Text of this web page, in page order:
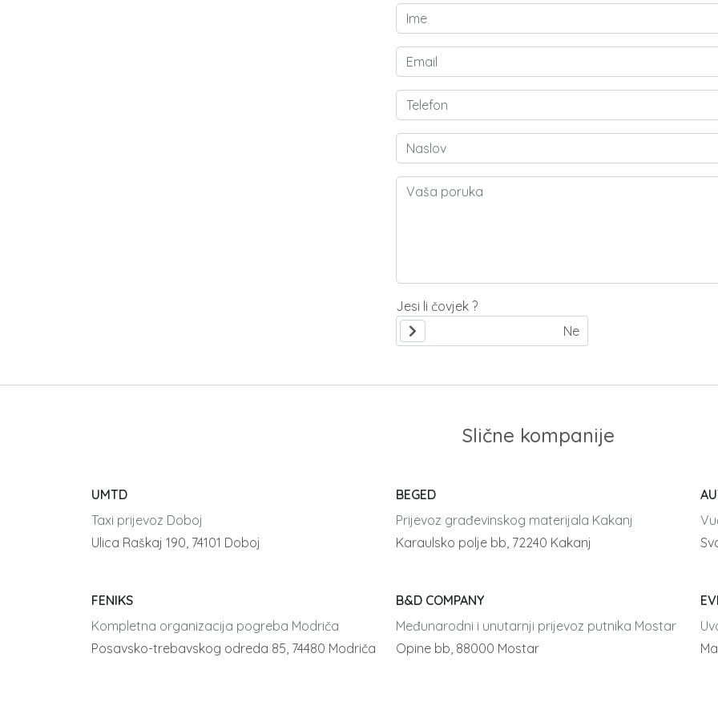
Jesi li čovjek ?
Slične kompanije
UMTD
Taxi prijevoz Doboj
Ulica Raškaj 190, 74101 Doboj
BEGED
Prijevoz građevinskog materijala Kakanj
Karaulsko polje bb, 72240 Kakanj
FENIKS
Kompletna organizacija pogreba Modriča
Posavsko-trebavskog odreda 85, 74480 Modriča
B&D COMPANY
Međunarodni i unutarnji prijevoz putnika Mostar
Opine bb, 88000 Mostar